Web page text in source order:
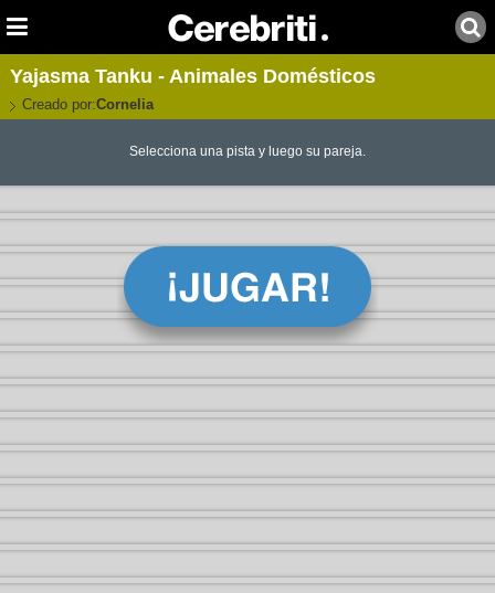
Yajasma Tanku - Animales Domésticos
Creado por:Cornelia
Selecciona una pista y luego su pareja.